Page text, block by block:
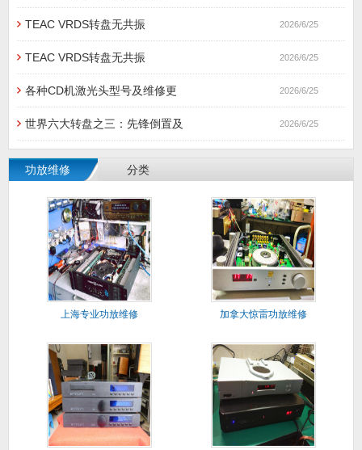
TEAC VRDS转盘无共振 2026/6/25
TEAC VRDS转盘无共振 2026/6/25
各种CD机激光头型号及维修更 2026/6/25
世界六大转盘之三：先锋倒置及 2026/6/25
功放维修 分类
上海专业功放维修 加拿大惊雷功放维修